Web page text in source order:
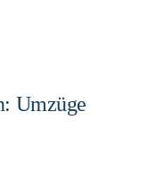
Umzüge